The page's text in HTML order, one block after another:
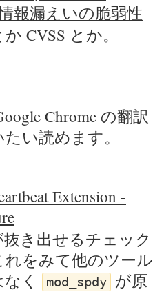
報漏えいの脆弱性
CVSS とか。
Chrome の翻訳
い読めます。
Extension -
き出せるチェック
れをみて他のツール
く
mod_spdy が原